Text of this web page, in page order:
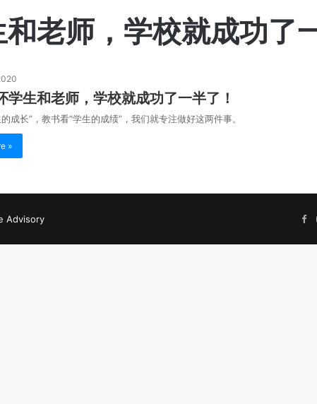
老师，学校就成功了
学生和老师，学校就成功了一半了！
成长”，教书看“学生的成绩”，我们就专注做好这两件事。
»
Advisory